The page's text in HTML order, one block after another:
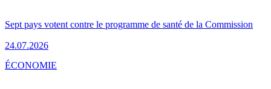
Sept pays votent contre le programme de santé de la Commission
24.07.2026
ÉCONOMIE